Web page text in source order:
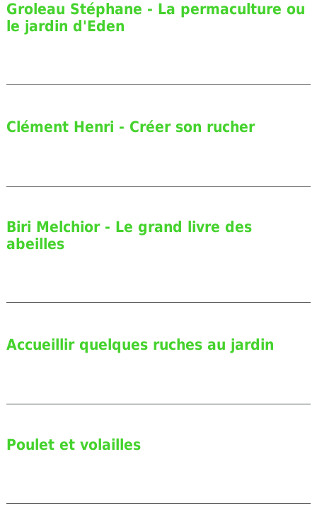
Groleau Stéphane - La permaculture ou
le jardin d'Eden
Clément Henri - Créer son rucher
Biri Melchior - Le grand livre des
abeilles
Accueillir quelques ruches au jardin
Poulet et volailles